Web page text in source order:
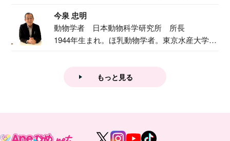
今泉 忠明
動物学者 日本動物科学研究所 所長
1944年生まれ。ほ乳動物学者。東京水産大学卒
もっと見る